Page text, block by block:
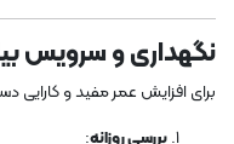
نگهداری و سرویس
برای افزایش عمر مفید و کارایی